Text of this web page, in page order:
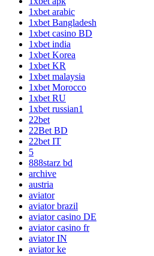
1xbet arabic
1xbet Bangladesh
1xbet casino BD
1xbet india
1xbet Korea
1xbet KR
1xbet malaysia
1xbet Morocco
1xbet RU
1xbet russian1
22bet
22Bet BD
22bet IT
5
888starz bd
archive
austria
aviator
aviator brazil
aviator casino DE
aviator casino fr
aviator IN
aviator ke